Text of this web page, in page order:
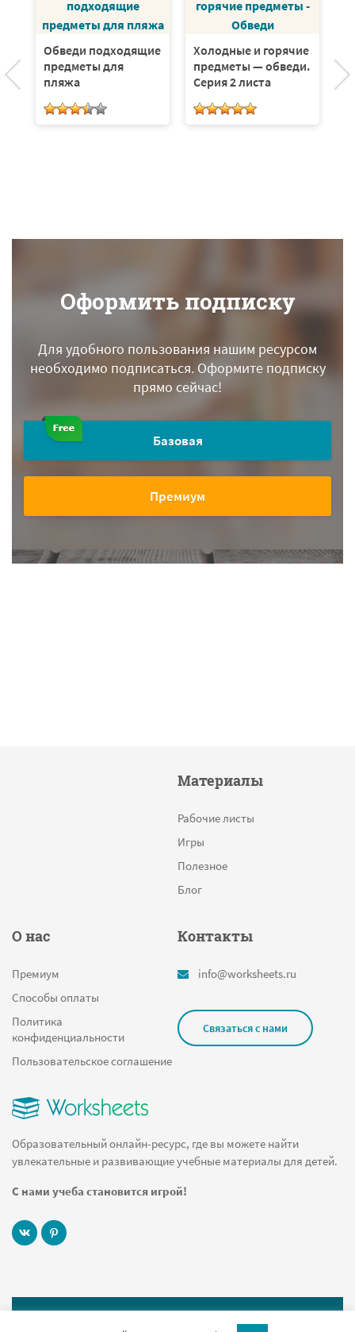
Обведи подходящие
предметы для
пляжа
Холодные и горячие
предметы — обведи.
Серия 2 листа
Оформить подписку
Для удобного пользования нашим ресурсом
необходимо подписаться.Оформите подписку
прямо сейчас!
Базовая
Премиум
Образовательный онлайн-ресурс, где вы можете найти
увлекательные и развивающие учебные материалы для детей.
С нами учеба становится игрой!
Материалы
Рабочие листы
Игры
Полезное
Блог
О нас
Премиум
Способы оплаты
Политика
конфиденциальности
Пользовательское соглашение
Контакты
info@worksheets.ru
Связаться с нами
© 2019 Worksheets.ru Все права защищены